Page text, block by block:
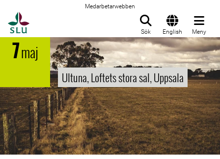
Medarbetarwebben
Sök English Meny
7maj
Ultuna, Loftets stora sal, Uppsala